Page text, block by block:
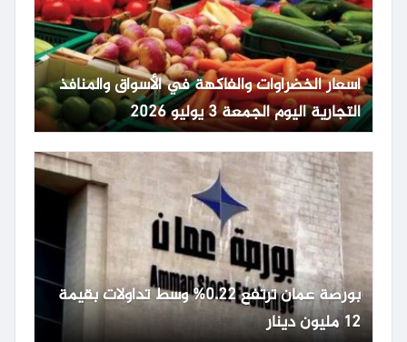
أسعار الخضراوات والفاكهة في الأسواق والمنافذ
التجارية اليوم الجمعة 3 يوليو 2026
بورصة عمان ترتفع 0.22% وسط تداولات بقيمة
12 مليون دينار